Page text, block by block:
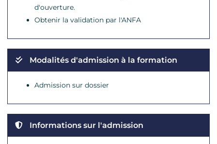
d'ouverture.
Obtenir la validation par l'ANFA
Modalités d'admission à la formation
Admission sur dossier
Informations sur l'admission